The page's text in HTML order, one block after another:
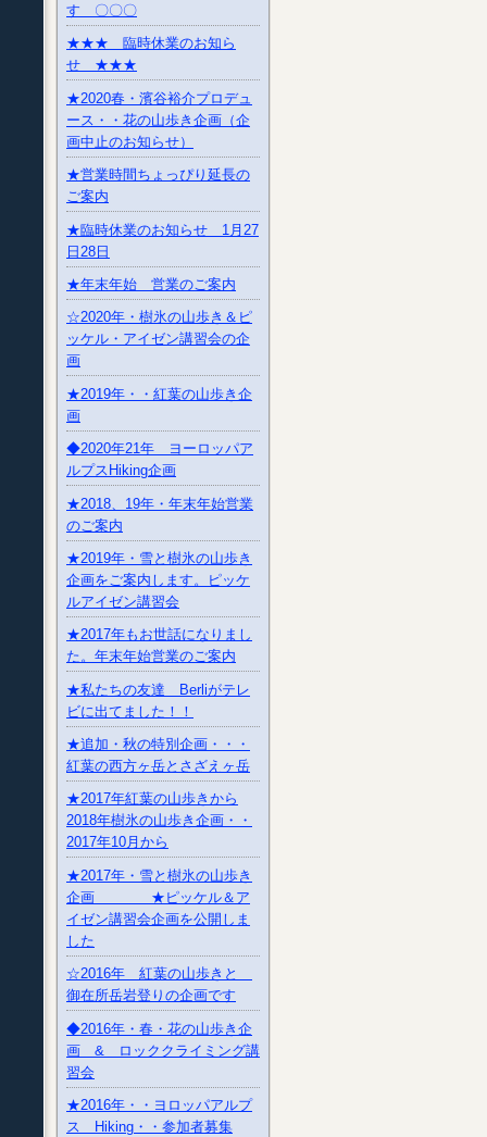
す 〇〇〇
★★★ 臨時休業のお知ら
せ ★★★
★2020春・濱谷裕介プロデュ
ース・・花の山歩き企画（企
画中止のお知らせ）
★営業時間ちょっぴり延長の
ご案内
★臨時休業のお知らせ 1月27
日28日
★年末年始 営業のご案内
☆2020年・樹氷の山歩き＆ピ
ッケル・アイゼン講習会の企
画
★2019年・・紅葉の山歩き企
画
◆2020年21年 ヨーロッパア
ルプスHiking企画
★2018、19年・年末年始営業
のご案内
★2019年・雪と樹氷の山歩き
企画をご案内します。ピッケ
ルアイゼン講習会
★2017年もお世話になりまし
た。年末年始営業のご案内
★私たちの友達 Berliがテレ
ビに出てました！！
★追加・秋の特別企画・・・
紅葉の西方ヶ岳とさざえヶ岳
★2017年紅葉の山歩きから
2018年樹氷の山歩き企画・・
2017年10月から
★2017年・雪と樹氷の山歩き
企画 ★ピッケル＆ア
イゼン講習会企画を公開しま
した
☆2016年 紅葉の山歩きと
御在所岳岩登りの企画です
◆2016年・春・花の山歩き企
画 & ロッククライミング講
習会
★2016年・・ヨロッパアルプ
ス Hiking・・参加者募集